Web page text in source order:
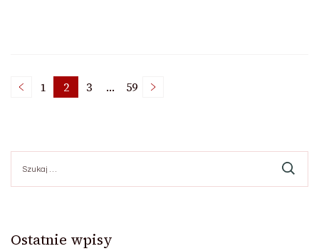
Nawigacja
po
wpisach
Page
1 Page
2 Page
3 … Page
59
Ostatnie wpisy